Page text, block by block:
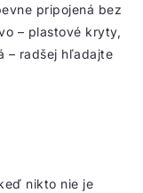
pripojená bez
– plastové kryty,
– radšej hľadajte
nikto nie je